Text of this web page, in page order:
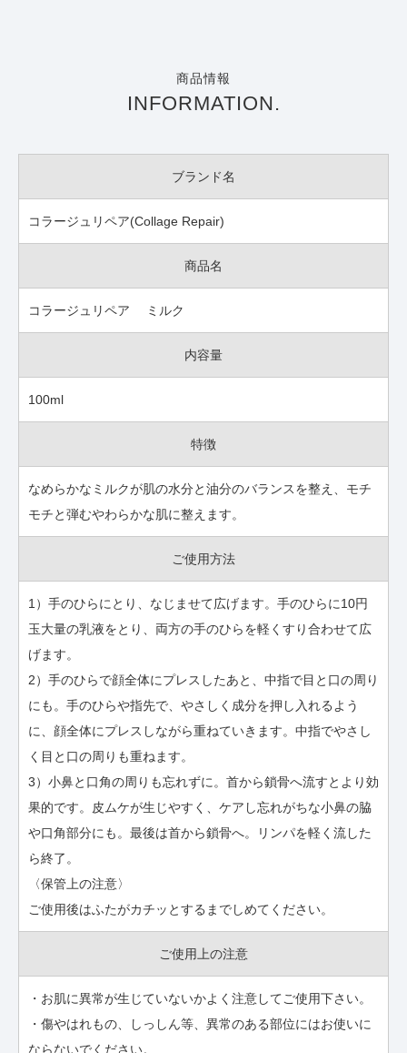
商品情報
INFORMATION.
ブランド名
コラージュリペア(Collage Repair)
商品名
コラージュリペア ミルク
内容量
100ml
特徴
なめらかなミルクが肌の水分と油分のバランスを整え、モチ
モチと弾むやわらかな肌に整えます。
ご使用方法
1）手のひらにとり、なじませて広げます。手のひらに10円
玉大量の乳液をとり、両方の手のひらを軽くすり合わせて広
げます。
2）手のひらで顔全体にプレスしたあと、中指で目と口の周り
にも。手のひらや指先で、やさしく成分を押し入れるよう
に、顔全体にプレスしながら重ねていきます。中指でやさし
く目と口の周りも重ねます。
3）小鼻と口角の周りも忘れずに。首から鎖骨へ流すとより効
果的です。皮ムケが生じやすく、ケアし忘れがちな小鼻の脇
や口角部分にも。最後は首から鎖骨へ。リンパを軽く流した
ら終了。
〈保管上の注意〉
ご使用後はふたがカチッとするまでしめてください。
ご使用上の注意
・お肌に異常が生じていないかよく注意してご使用下さい。
・傷やはれもの、しっしん等、異常のある部位にはお使いに
ならないでください。